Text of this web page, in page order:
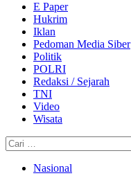
E Paper
Hukrim
Iklan
Pedoman Media Siber
Politik
POLRI
Redaksi / Sejarah
TNI
Video
Wisata
Cari
untuk:
Nasional